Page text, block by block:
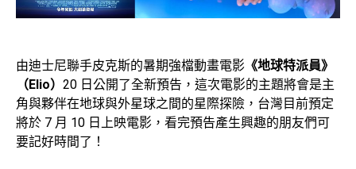
由迪士尼聯手皮克斯的暑期強檔動畫電影 《地球特派員》
（Elio） 20 日公開了全新預告，這次電影的主題將會是主
角與夥伴在地球與外星球之間的星際探險，台灣目前預定
將於 7 月 10 日上映電影，看完預告產生興趣的朋友們可
要記好時間了！